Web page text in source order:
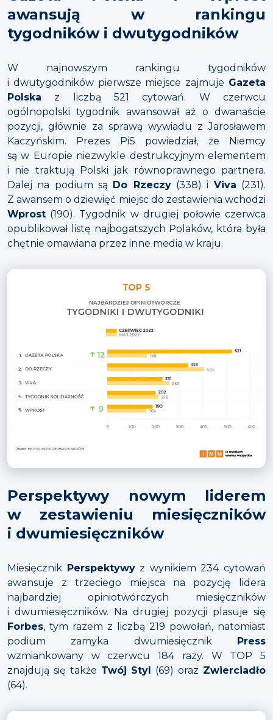
awansują w rankingu
tygodników i dwutygodników
W najnowszym rankingu tygodników
i dwutygodników pierwsze miejsce zajmuje Gazeta
Polska z liczbą 521 cytowań. W czerwcu
ogólnopolski tygodnik awansował aż o dwanaście
pozycji, głównie za sprawą wywiadu z Jarosławem
Kaczyńskim. Prezes PiS powiedział, że Niemcy
są w Europie niezwykle destrukcyjnym elementem
i nie traktują Polski jak równoprawnego partnera.
Dalej na podium są
Do Rzeczy(338) i Viva (231).
Z awansem o dziewięć miejsc do zestawienia wchodzi
Wprost (190). Tygodnik w drugiej połowie czerwca
opublikował listę najbogatszych Polaków, która była
chętnie omawiana przez inne media w kraju.
Perspektywy nowym liderem
w zestawieniu miesięczników
i dwumiesięczników
Miesięcznik Perspektywyz wynikiem 234 cytowań
awansuje z trzeciego miejsca na pozycję lidera
najbardziej opiniotwórczych miesięczników
i dwumiesięczników. Na drugiej pozycji plasuje się
Forbes, tym razem z liczbą 219 powołań, natomiast
podium zamyka dwumiesięcznik Press
wzmiankowany w czerwcu 184 razy. W TOP 5
znajdują się także Twój Styl (69) oraz Zwierciadło
(64).